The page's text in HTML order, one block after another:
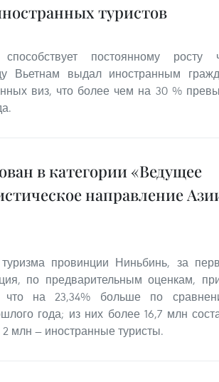
туристов
постоянному росту
Вьетнам выдал иностранным
виз, что более чем на 30 %
в категории «Ведущее
направление
провинции Ниньбинь, за
по предварительным оценкам,
что на 23,34% больше по
года; из них более 16,7 млн
млн — иностранные туристы.